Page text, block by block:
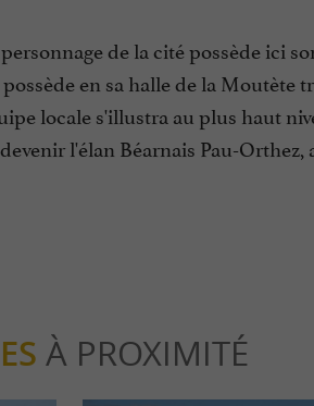
de la cité possède ici
en sa halle de la Moutète
locale s'illustra au plus haut
l'élan Béarnais Pau-Orthez,
À PROXIMITÉ